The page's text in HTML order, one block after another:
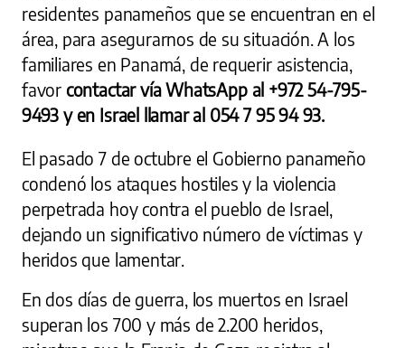
residentes panameños que se encuentran en el
área, para asegurarnos de su situación. A los
familiares en Panamá, de requerir asistencia,
favor contactar vía WhatsApp al +972 54-795-
9493 y en Israel llamar al 054 7 95 94 93.
El pasado 7 de octubre el Gobierno panameño
condenó los ataques hostiles y la violencia
perpetrada hoy contra el pueblo de Israel,
dejando un significativo número de víctimas y
heridos que lamentar.
En dos días de guerra, los muertos en Israel
superan los 700 y más de 2.200 heridos,